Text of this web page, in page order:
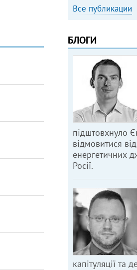
Все публикации
БЛОГИ
підштовхнуло
відмовитися
енергетичних
Росії.
капітуляції та